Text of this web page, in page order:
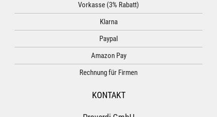
Vorkasse (3% Rabatt)
Klarna
Paypal
Amazon Pay
Rechnung für Firmen
KONTAKT